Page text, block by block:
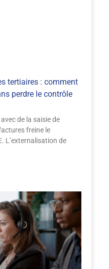
tertiaires : comment
perdre le contrôle
de la saisie de
freine le
L’externalisation de